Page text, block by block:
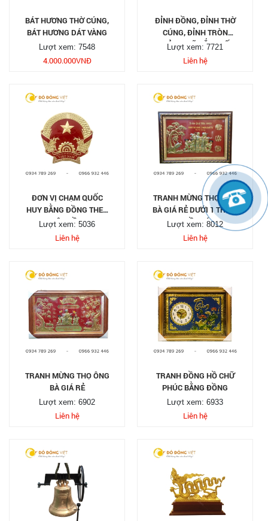
BÁT HƯƠNG THỜ CÚNG,
BÁT HƯƠNG DÁT VÀNG
Lượt xem: 7548
4.000.000VNĐ
ĐỈNH ĐỒNG, ĐỈNH THỜ
CÚNG, ĐỈNH TRÒN
KHẢM NGŨ SẮC THẤT
LÂN VỜN CẦU
Lượt xem: 7721
Liên hệ
ĐƠN VỊ CHẠM QUỐC
HUY BẰNG ĐỒNG THEO
YÊU CẦU
Lượt xem: 5036
Liên hệ
TRANH MỪNG THỌ ÔNG
BÀ GIÁ RẺ DƯỚI 1 TRIỆU
TẠI TP HỒ CHÍ MINH
Lượt xem: 8012
Liên hệ
TRANH MỪNG THỌ ÔNG
BÀ GIÁ RẺ
Lượt xem: 6902
Liên hệ
TRANH ĐỒNG HỒ CHỮ
PHÚC BẰNG ĐỒNG
Lượt xem: 6933
Liên hệ